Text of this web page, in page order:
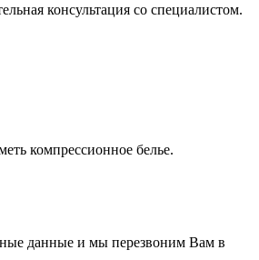
консультация со специалистом.
компрессионное белье.
данные и мы перезвоним Вам в